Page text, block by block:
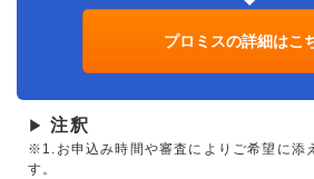
プロミスの詳細はこ
▶ 注釈
※1.お申込み時間や審査によりご希望に添
す。